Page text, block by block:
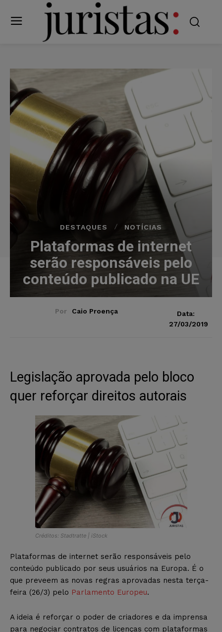
DESTAQUES NOTÍCIAS
Plataformas de internet
serão responsáveis pelo
conteúdo publicado na UE
Por Caio Proença
Data:
27/03/2019
Legislação aprovada pelo bloco
quer reforçar direitos autorais
Créditos: Stadtratte | iStock
Plataformas de internet serão responsáveis pelo
conteúdo publicado por seus usuários na Europa. É o
que preveem as novas regras aprovadas nesta terça-
feira (26/3) pelo Parlamento Europeu.
A ideia é reforçar o poder de criadores e da imprensa
para negociar contratos de licenças com plataformas